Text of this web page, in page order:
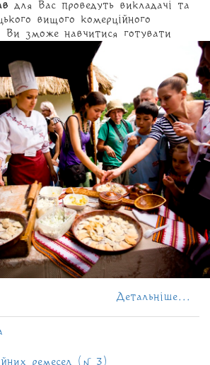
для Вас проведуть викладачі та
вищого комерційного
зможе навчитися готувати
Детальніше...
ремесел (№ 3)